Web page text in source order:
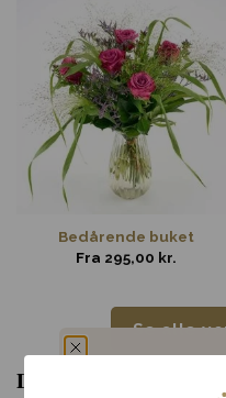
Bedårende buket
Fra 295,00 kr.
Se alle
Din lokale